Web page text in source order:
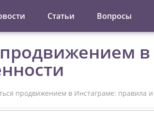
Статьи Вопросы
продвижением в Инстаграме: правила и